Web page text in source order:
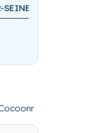
SEINE